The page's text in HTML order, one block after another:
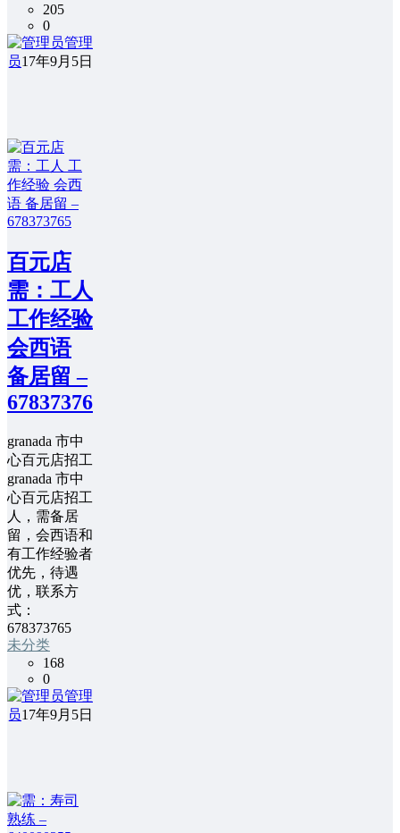
205
0
管理
员17年9月5日
百元店
需：工人
工作经验
会西语
备居留 –
678373765
granada 市中
心百元店招工
granada 市中
心百元店招工
人，需备居
留，会西语和
有工作经验者
优先，待遇
优，联系方
式：
678373765
未分类
168
0
管理
员17年9月5日